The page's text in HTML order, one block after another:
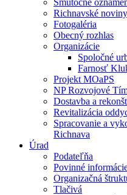
Smútočné
Richnavské noviny
Fotogaléria
Obecný rozhlas
Organizácie
Spoločné
Farnosť
Projekt MOaPS
NP Rozvojové
Dostavba a
Revitalizácia
Spracovanie a
Richnava
Úrad
Podateľňa
Povinné
Organizačná
Tlačivá